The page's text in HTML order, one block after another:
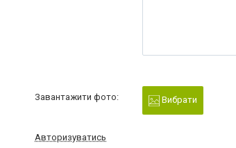
Завантажити фото: Вибрати
Авторизуватись